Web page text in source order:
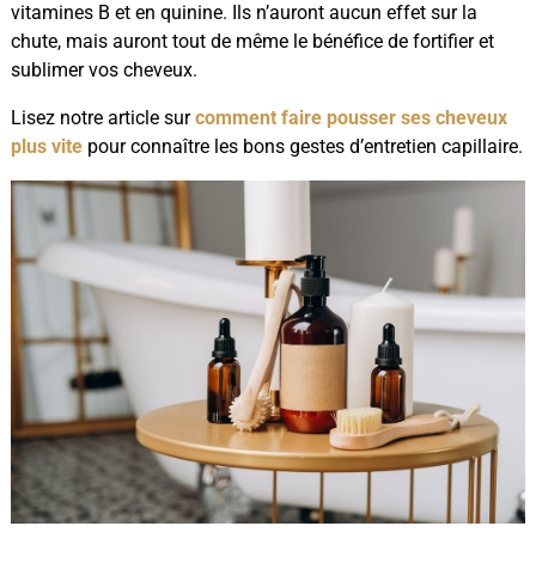
vitamines B et en quinine. Ils n’auront aucun effet sur la
chute, mais auront tout de même le bénéfice de fortifier et
sublimer vos cheveux.
Lisez notre article surcomment faire pousser ses cheveux
plus vitepour connaître les bons gestes d’entretien capillaire.